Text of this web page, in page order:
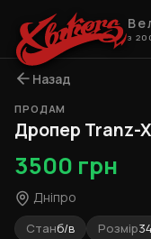
з
Назад
ПРОДАМ
Дропер Tranz-
3500 грн
Дніпро
Станб/в Розмір